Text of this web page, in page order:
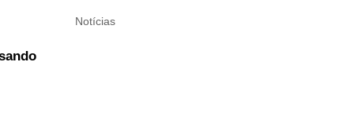
Notícias